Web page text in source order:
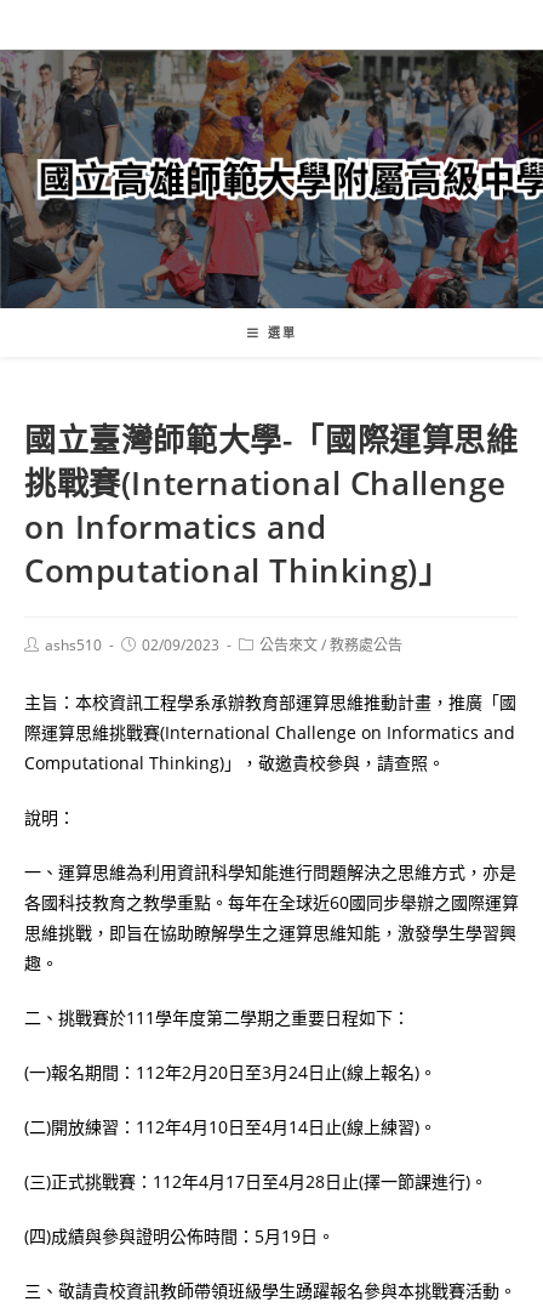
轉
至
主
內
容
選單
國立臺灣師範大學-「國際運算思維
挑戰賽(International Challenge
on Informatics and
Computational Thinking)」
Postashs510
Post02/09/2023
Post公告來文/教務處公告
主旨：本校資訊工程學系承辦教育部運算思維推動計畫，推廣「國
際運算思維挑戰賽(International Challenge on Informatics and
Computational Thinking)」，敬邀貴校參與，請查照。
說明：
一、運算思維為利用資訊科學知能進行問題解決之思維方式，亦是
各國科技教育之教學重點。每年在全球近60國同步舉辦之國際運算
思維挑戰，即旨在協助瞭解學生之運算思維知能，激發學生學習興
趣。
二、挑戰賽於111學年度第二學期之重要日程如下：
(一)報名期間：112年2月20日至3月24日止(線上報名)。
(二)開放練習：112年4月10日至4月14日止(線上練習)。
(三)正式挑戰賽：112年4月17日至4月28日止(擇一節課進行)。
(四)成績與參與證明公佈時間：5月19日。
三、敬請貴校資訊教師帶領班級學生踴躍報名參與本挑戰賽活動。